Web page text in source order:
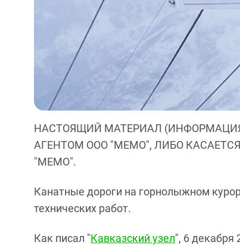
НАСТОЯЩИЙ МАТЕРИАЛ
АГЕНТОМ ООО "МЕМО", ЛИБО
"МЕМО".
Канатные дороги на горнолыжном
технических работ.
Как писал "Кавказский узел", 6 декабря